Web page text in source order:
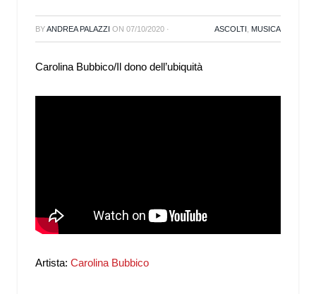
BYANDREA PALAZZI ON 07/10/2020 · ASCOLTI MUSICA
Carolina Bubbico/Il dono dell’ubiquità
Artista: Carolina Bubbico